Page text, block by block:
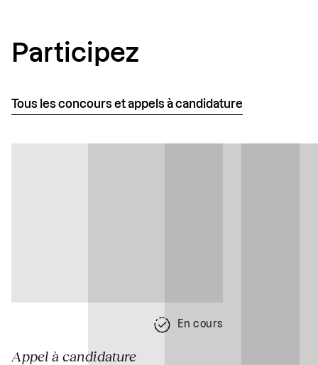
Participez
Tous les concours et appels à candidature
En cours
Appel à candidature